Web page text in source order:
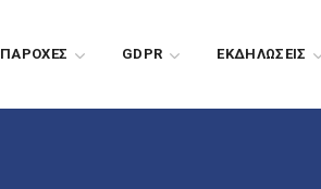
ΠΑΡΟΧΕΣ GDPR EΚΔΗΛΩΣΕΙΣ